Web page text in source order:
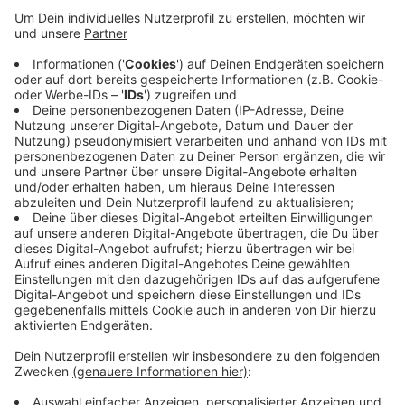
Wer keine Tickets für die Unplugged-Konzerte in
Düsseldorf bekommen hat, kann noch auf Köln
ausweichen. Dort gibt es für das Zusatzkonzert im
Sommer noch Karten. An diesem Freitag erscheint
dann auch das neue Akustikalbum "Alles ohne Strom",
das in der Tonhalle aufgenommen wurde. Im
November folgt die dazugehörige DVD.
Anzeige